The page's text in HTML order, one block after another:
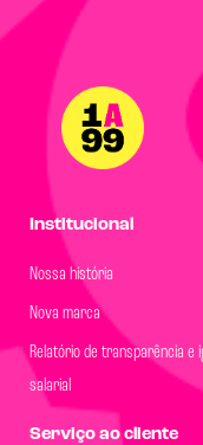
Institucional
Nossa história
Nova marca
Relatório de transparência e
salarial
Serviço ao cliente